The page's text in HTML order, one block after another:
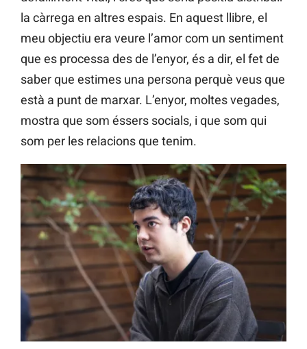
la càrrega en altres espais. En aquest llibre, el
meu objectiu era veure l’amor com un sentiment
que es processa des de l’enyor, és a dir, el fet de
saber que estimes una persona perquè veus que
està a punt de marxar. L’enyor, moltes vegades,
mostra que som éssers socials, i que som qui
som per les relacions que tenim.